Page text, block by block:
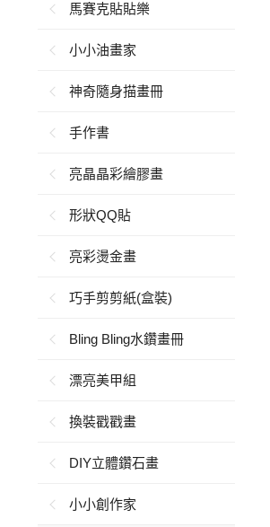
馬賽克貼貼樂
小小油畫家
神奇隨身描畫冊
手作書
亮晶晶彩繪膠畫
形狀QQ貼
亮彩燙金畫
巧手剪剪紙(盒裝)
Bling Bling水鑽畫冊
漂亮美甲組
換裝戳戳畫
DIY立體鑽石畫
小小創作家